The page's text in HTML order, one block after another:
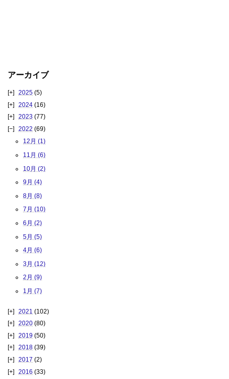
アーカイブ
2025 (5)
2024 (16)
2023 (77)
2022 (69)
12月 (1)
11月 (6)
10月 (2)
9月 (4)
8月 (8)
7月 (10)
6月 (2)
5月 (5)
4月 (6)
3月 (12)
2月 (9)
1月 (7)
2021 (102)
2020 (80)
2019 (50)
2018 (39)
2017 (2)
2016 (33)